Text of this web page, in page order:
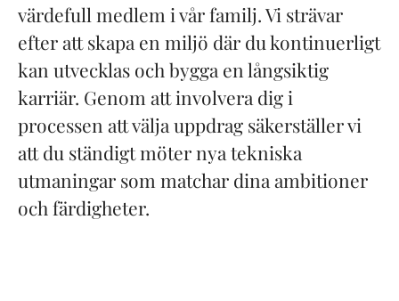
värdefull medlem i vår familj. Vi strävar
efter att skapa en miljö där du kontinuerligt
kan utvecklas och bygga en långsiktig
karriär. Genom att involvera dig i
processen att välja uppdrag säkerställer vi
att du ständigt möter nya tekniska
utmaningar som matchar dina ambitioner
och färdigheter.